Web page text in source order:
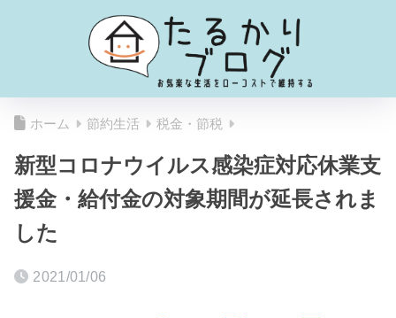
ホーム 節約生活 税金・節税
新型コロナウイルス感染症対応休業支
援金・給付金の対象期間が延長されま
した
2021/01/06